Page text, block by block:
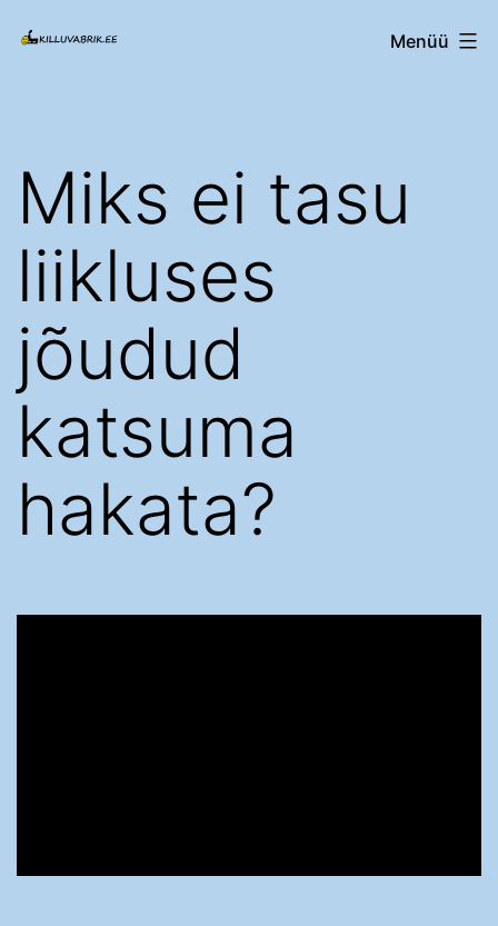
Killuvabrik.ee Menüü
Miks ei tasu
liikluses
jõudud
katsuma
hakata?